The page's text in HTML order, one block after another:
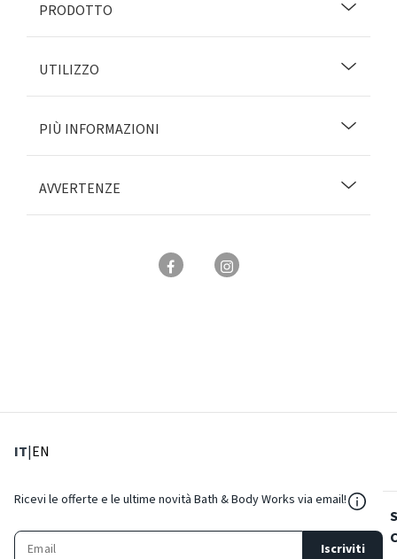
PRODOTTO
UTILIZZO
PIÙ INFORMAZIONI
AVVERTENZE
IT: Lingua corrente
|EN
Ricevi le offerte e le ultime novità Bath & Body Works via email!
Iscriviti